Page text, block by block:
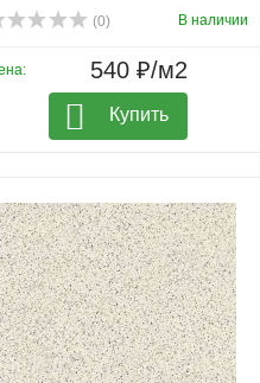
(0) В наличии
540 ₽/м2
Купить